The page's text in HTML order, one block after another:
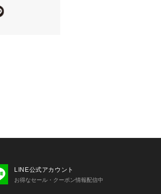
てきている中、
品になります。
違って見える場
トフォンなどの
LINE公式アカウント
お得なセール・クーポン情報配信中